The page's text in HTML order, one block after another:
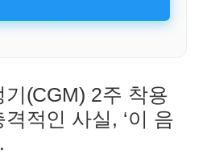
(CGM) 2주 착용
적인 사실, ‘이 음